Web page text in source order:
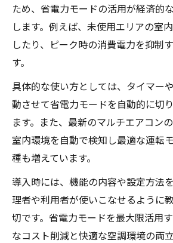
ため、省電力モードの活用が経済的
します。例えば、未使用エリアの室
したり、ピーク時の消費電力を抑制
す。
具体的な使い方としては、タイマー
動させて省電力モードを自動的に切
ます。また、最新のマルチエアコン
室内環境を自動で検知し最適な運転
種も増えています。
導入時には、機能の内容や設定方法
理者や利用者が使いこなせるように
切です。省電力モードを最大限活用
なコスト削減と快適な空調環境の両